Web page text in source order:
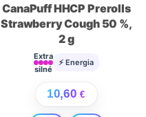
CanaPuff HHCP Prerolls
Strawberry Cough 50 %,
2 g
Extra
silné
⚡ Energia
10,60€